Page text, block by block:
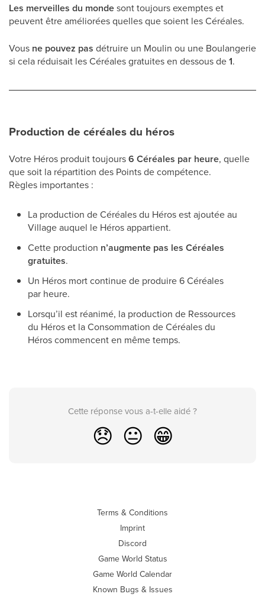
Les merveilles du mondesont toujours exemptes et
peuvent être améliorées quelles que soient les Céréales.
Vous ne pouvez pas détruire un Moulin ou une Boulangerie
si cela réduisait les Céréales gratuites en dessous de1.
Production de céréales du héros
Votre Héros produit toujours6 Céréales par heure, quelle
que soit la répartition des Points de compétence.
Règles importantes :
La production de Céréales du Héros est ajoutée au
Village auquel le Héros appartient.
Cette production n’augmente pas les Céréales
gratuites.
Un Héros mort continue de produire 6 Céréales
par heure.
Lorsqu’il est réanimé, la production de Ressources
du Héros et la Consommation de Céréales du
Héros commencent en même temps.
Cette réponse vous a-t-elle aidé ?
😞 😐 😁
Terms & Conditions
Imprint
Discord
Game World Status
Game World Calendar
Known Bugs & Issues